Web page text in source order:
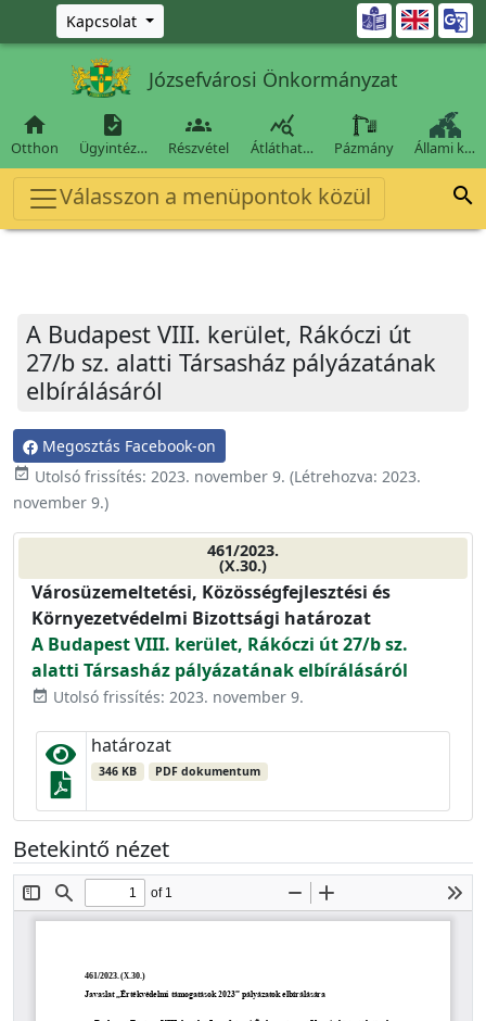
Ugrás a fő tartalomra
Kapcsolat 
Józsefvárosi Önkormányzat

Otthon

Ügyintéz…

Részvétel

Átláthat… Pázmány Állami k…
Válasszon a menüpontok közül 
A Budapest VIII. kerület, Rákóczi út
27/b sz. alatti Társasház pályázatának
elbírálásáról
Megosztás Facebook-on
event_available Utolsó frissítés: 2023. november 9. (Létrehozva: 2023.
november 9.)
461/2023.
(X.30.)
Városüzemeltetési, Közösségfejlesztési és
Környezetvédelmi Bizottsági határozat
A Budapest VIII. kerület, Rákóczi út 27/b sz.
alatti Társasház pályázatának elbírálásáról
event_available Utolsó frissítés: 2023. november 9.
határozat
346 KB PDF dokumentum
Betekintő nézet